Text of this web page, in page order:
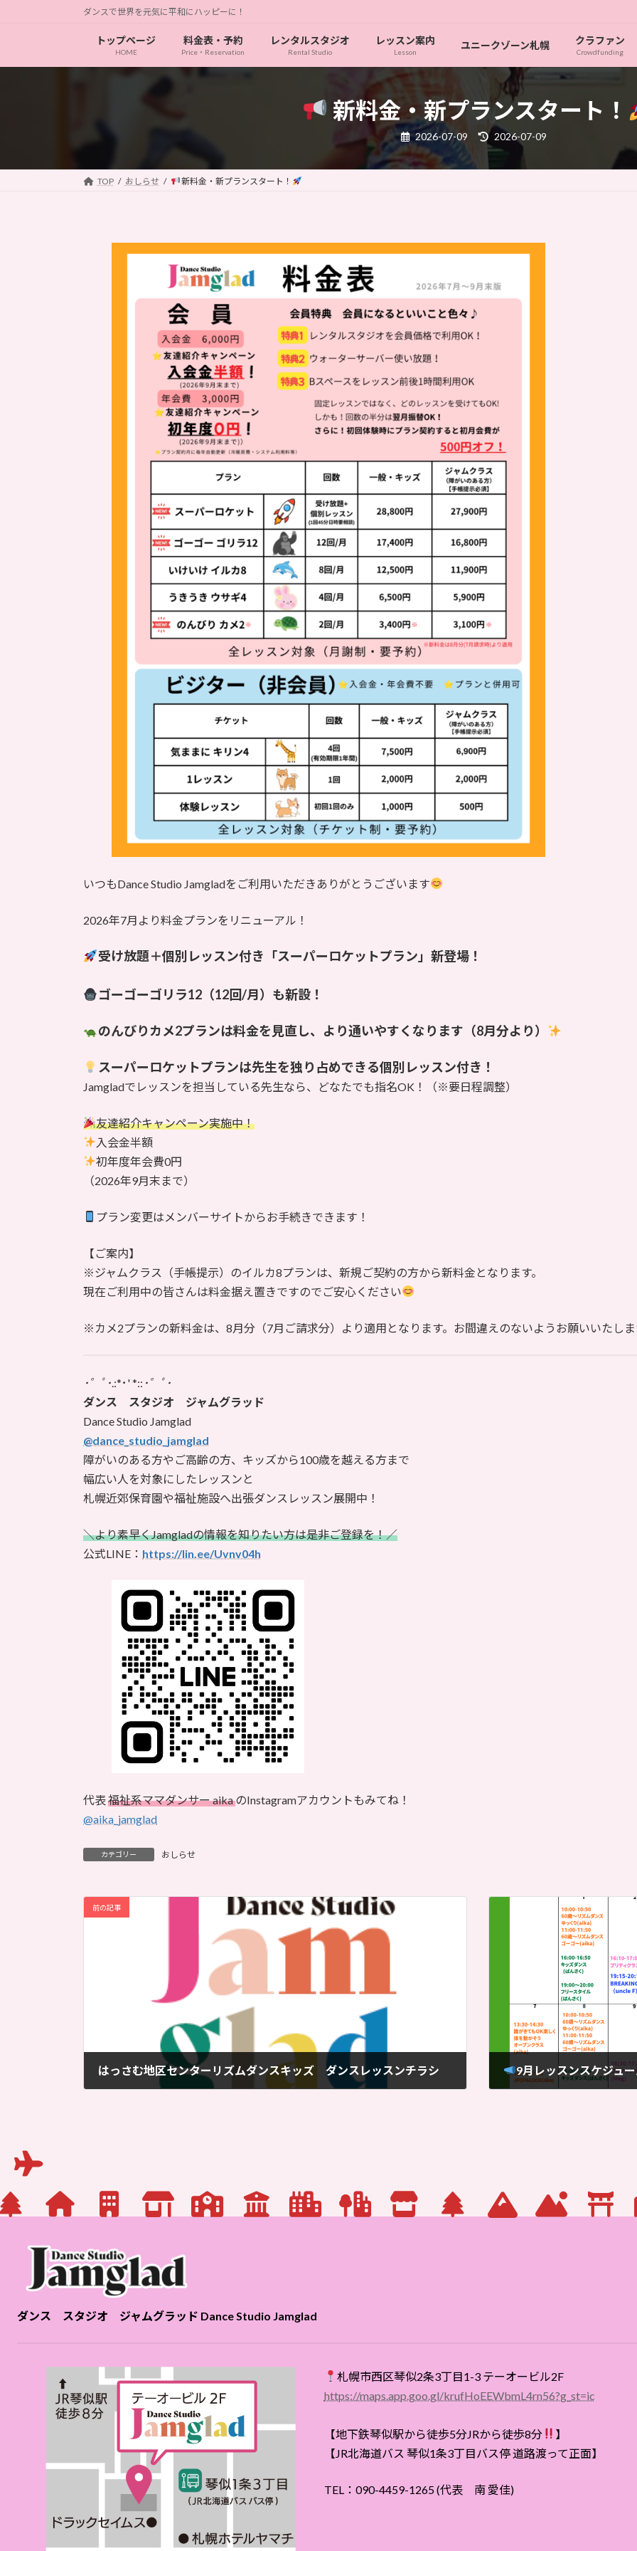
ダンスで世界を元気に平和にハッピーに！
トップページ
HOME
料金表・予約
Price・Reservation
レンタルスタジオ
Rental Studio
レッスン案内
Lesson
ユニークゾーン札幌 クラファン
Crowdfunding
新料金・新プランスタート！
2026-07-09
最
更
2026-07-09
TOP おしらせ 新料金・新プランスタート！
いつもDance Studio Jamgladをご利用いただきありがとうございます
2026年7月より料金プランをリニューアル！
受け放題＋個別レッスン付き「スーパーロケットプラン」新登場！
ゴーゴーゴリラ12（12回/月）も新設！
のんびりカメ2プランは料金を見直し、より通いやすくなります（8月分より）
スーパーロケットプランは先生を独り占めできる個別レッスン付き！
Jamgladでレッスンを担当している先生なら、どなたでも指名OK！（※要日程調整）
友達紹介キャンペーン実施中！
入会金半額
初年度年会費0円
（2026年9月末まで）
プラン変更はメンバーサイトからお手続きできます！
【ご案内】
※ジャムクラス（手帳提示）のイルカ8プランは、新規ご契約の方から新料金となります。
現在ご利用中の皆さんは料金据え置きですのでご安心ください
※カメ2プランの新料金は、8月分（7月ご請求分）より適用となります。お間違えのないようお願いいたし
･゜ﾟ･ .:*･' *:: ･゜ﾟ･
ダンス スタジオ ジャムグラッド
Dance Studio Jamglad
@dance_studio_jamglad
障がいのある方やご高齢の方、キッズから100歳を越える方まで
幅広い人を対象にしたレッスンと
札幌近郊保育園や福祉施設へ出張ダンスレッスン展開中！
＼より素早くJamgladの情報を知りたい方は是非ご登録を！／
公式LINE： https://lin.ee/Uvnv04h
代表福祉系ママダンサー aikaのInstagramアカウントもみてね！
@aika_jamglad
カテゴリー おしらせ
前の記事
はっさむ地区センターリズムダンスキッズ ダンスレッスンチラシ 9月レッスンスケジュ
ダンス スタジオ ジャムグラッド Dance Studio Jamglad
札幌市西区琴似2条3丁目1-3 テーオービル2F
https://maps.app.goo.gl/krufHoEEWbmL4rn56?g_st=ic
【地下鉄琴似駅から徒歩5分JRから徒歩8分
】
【JR北海道バス 琴似1条3丁目バス停 道路渡って正面】
TEL：090-4459-1265 (代表 南 愛佳)